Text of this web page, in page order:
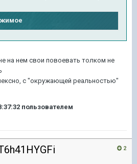
на нем свои повоевать толком не
с "окружающей реальностью"
пользователем
2